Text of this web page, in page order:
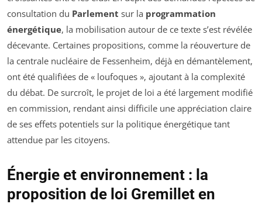
consultation du Parlement sur la programmation
énergétique, la mobilisation autour de ce texte s’est révélée
décevante. Certaines propositions, comme la réouverture de
la centrale nucléaire de Fessenheim, déjà en démantèlement,
ont été qualifiées de « loufoques », ajoutant à la complexité
du débat. De surcroît, le projet de loi a été largement modifié
en commission, rendant ainsi difficile une appréciation claire
de ses effets potentiels sur la politique énergétique tant
attendue par les citoyens.
Énergie et environnement : la
proposition de loi Gremillet en